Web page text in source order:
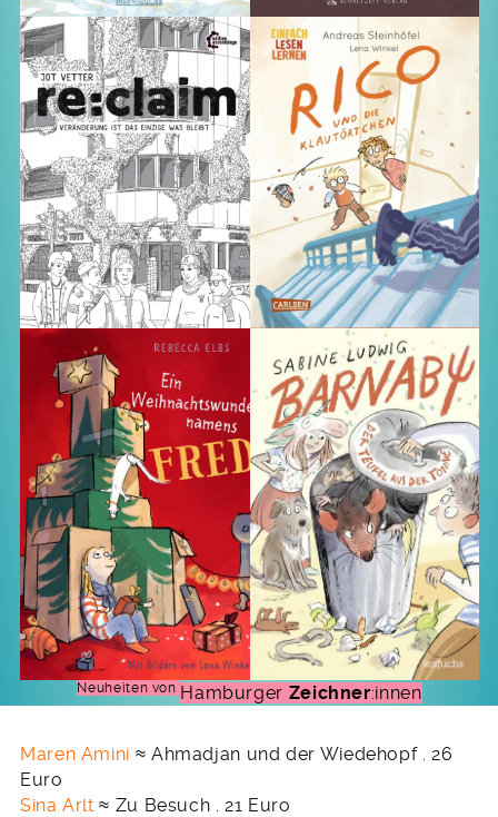
Neuheiten von Hamburger Zeichner:innen
Maren Amini ≈ Ahmadjan und der Wiedehopf . 26
Euro
Sina Arlt ≈ Zu Besuch . 21 Euro